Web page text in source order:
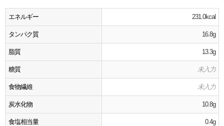
エネルギー 231.0kcal
タンパク質 16.8g
脂質 13.3g
糖質 未入力
食物繊維 未入力
炭水化物 10.8g
食塩相当量 0.4g